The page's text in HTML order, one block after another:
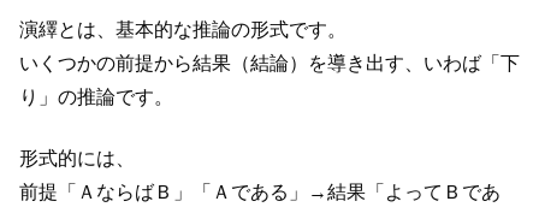
演繹とは、基本的な推論の形式です。
いくつかの前提から結果（結論）を導き出す、いわば「下
り」の推論です。
形式的には、
前提「ＡならばＢ」「Ａである」→結果「よってＢであ